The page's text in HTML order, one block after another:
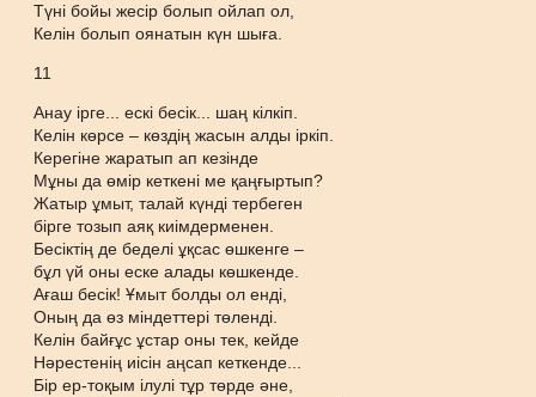
Түні бойы жесір болып ойлап ол,
Келін болып оянатын күн шыға.
11
Анау ірге... ескі бесік... шаң кілкіп.
Келін көрсе – көздің жасын алды іркіп.
Керегіне жаратып ап кезінде
Мұны да өмір кеткені ме қаңғыртып?
Жатыр ұмыт, талай күнді тербеген
бірге тозып аяқ киімдерменен.
Бесіктің де беделі ұқсас өшкенге –
бұл үй оны еске алады көшкенде.
Ағаш бесік! Ұмыт болды ол енді,
Оның да өз міндеттері төленді.
Келін байғұс ұстар оны тек, кейде
Нәрестенің иісін аңсап кеткенде...
Бір ер-тоқым ілулі тұр төрде әне,